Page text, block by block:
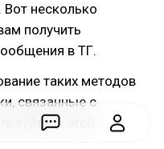
Вот несколько
получить
в ТГ.
таких методов
связанные с
этой